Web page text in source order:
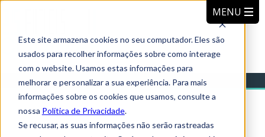
Este site armazena cookies no seu computador. Eles são
usados para recolher informações sobre como interage
com o website. Usamos estas informações para
melhorar e personalizar a sua experiência. Para mais
informações sobre os cookies que usamos, consulte a
nossa Política de Privacidade.
Se recusar, as suas informações não serão rastreadas